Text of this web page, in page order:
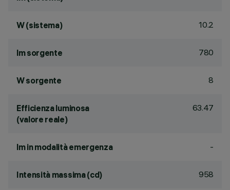
W (sistema) 10.2
lm sorgente 780
W sorgente 8
Efficienza luminosa
(valore reale)
63.47
lm in modalità emergenza -
Intensità massima (cd) 958